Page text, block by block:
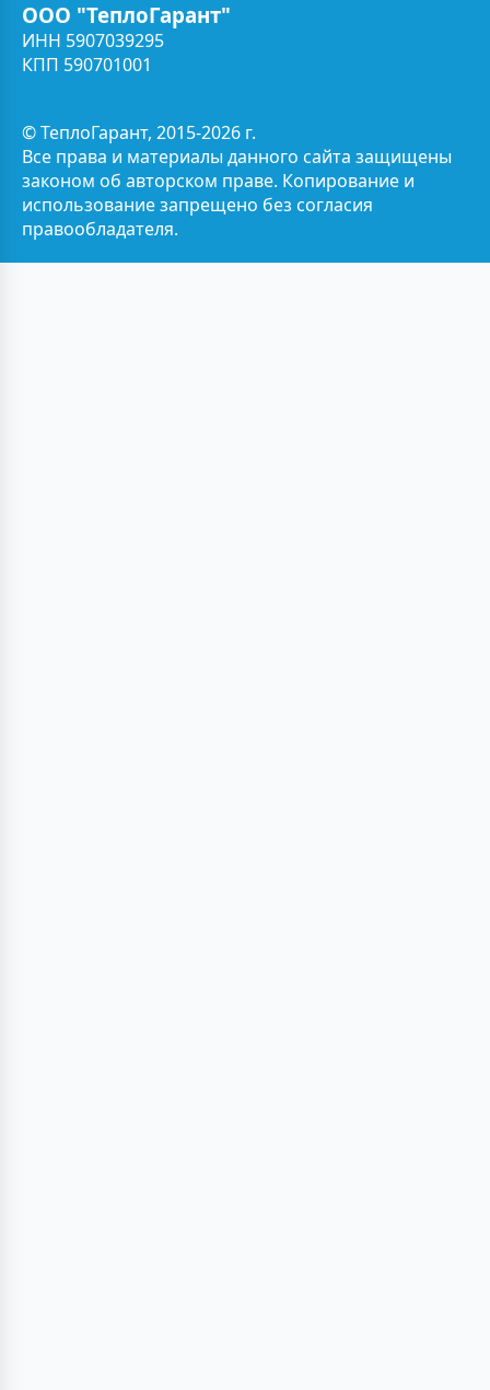
ООО "ТеплоГарант"
ИНН 5907039295
КПП 590701001
© ТеплоГарант, 2015-2026 г.
Все права и материалы данного сайта защищены
законом об авторском праве. Копирование и
использование запрещено без согласия
правообладателя.